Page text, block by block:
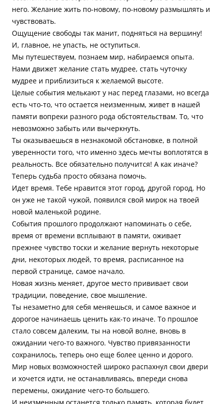
него. Желание жить по-новому, по-новому размышлять и
чувствовать.
Ощущение свободы так манит, подняться на вершину!
И, главное, не упасть, не оступиться.
Мы путешествуем, познаем мир, набираемся опыта.
Нами движет желание стать мудрее, стать чуточку
мудрее и приблизиться к желаемой высоте.
Целые события мелькают у нас перед глазами, но всегда
есть что-то, что остается неизменным, живет в нашей
памяти вопреки разного рода обстоятельствам. То, что
невозможно забыть или вычеркнуть.
Ты оказываешься в незнакомой обстановке, в полной
уверенности того, что именно здесь мечты воплотятся в
реальность. Все обязательно получится! А как иначе?
Теперь судьба просто обязана помочь.
Идет время. Тебе нравится этот город, другой город. Но
он уже не такой чужой, появился свой мирок на твоей
новой маленькой родине.
События прошлого продолжают напоминать о себе,
время от времени всплывают в памяти, оживает
прежнее чувство тоски и желание вернуть некоторые
дни, некоторых людей, то время, расписанное на
первой странице, самое начало.
Новая жизнь меняет, другое место прививает свои
традиции, поведение, свое мышление.
Ты незаметно для себя меняешься, и самое важное и
дорогое начинаешь ценить как-то иначе. То прошлое
стало совсем далеким, ты на новой волне, вновь в
ожидании чего-то важного. Чувство привязанности
сохранилось, теперь оно еще более ценно и дорого.
Мир новых возможностей широко распахнул свои двери
и хочется идти, не останавливаясь, впереди снова
перемены, ожидание чего-то большего.